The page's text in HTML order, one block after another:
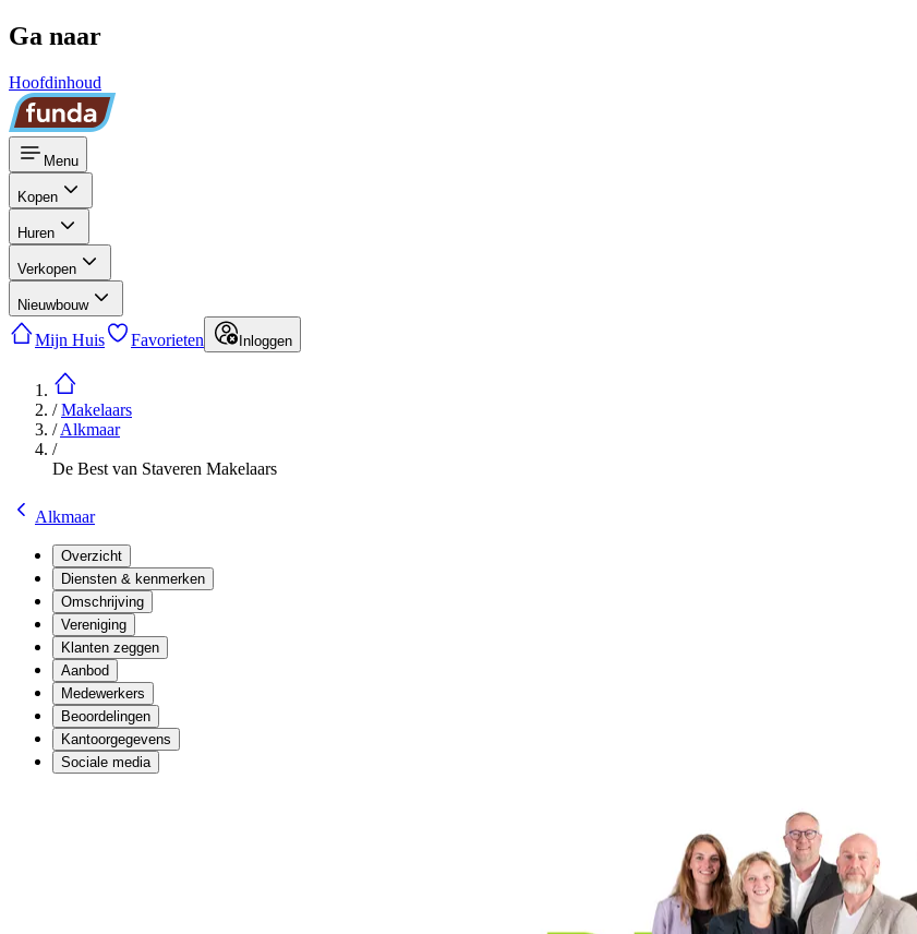
Ga naar
Hoofdinhoud
Menu
Kopen
Huren
Verkopen
Nieuwbouw
Mijn Huis Favorieten Inloggen
/Makelaars
/Alkmaar
/
De Best van Staveren Makelaars
Alkmaar
Overzicht
Diensten & kenmerken
Omschrijving
Vereniging
Klanten zeggen
Aanbod
Medewerkers
Beoordelingen
Kantoorgegevens
Sociale media